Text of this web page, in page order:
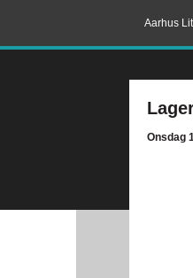
Aarhus
Onsdag